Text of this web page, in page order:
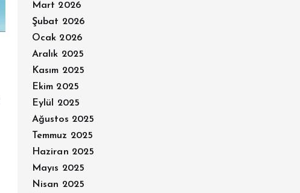
Mart 2026
Şubat 2026
Ocak 2026
Aralık 2025
Kasım 2025
Ekim 2025
Eylül 2025
Ağustos 2025
Temmuz 2025
Haziran 2025
Mayıs 2025
Nisan 2025